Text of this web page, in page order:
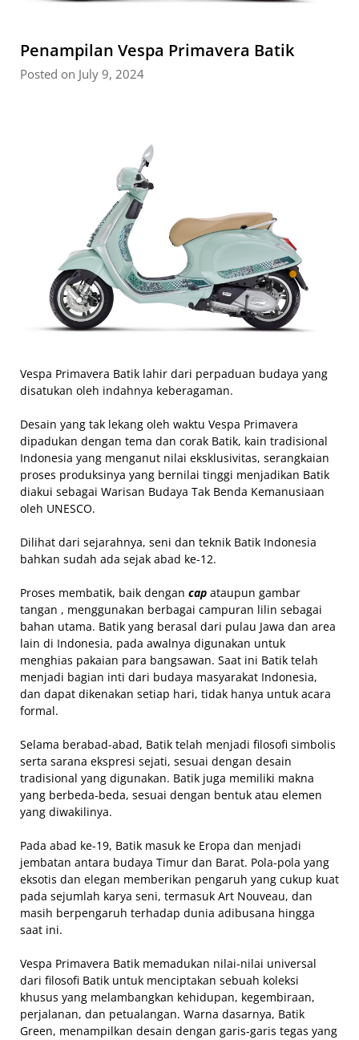
Penampilan Vespa Primavera Batik
Posted on July 9, 2024
Vespa Primavera Batik lahir dari perpaduan budaya yang
disatukan oleh indahnya keberagaman.
Desain yang tak lekang oleh waktu Vespa Primavera
dipadukan dengan tema dan corak Batik, kain tradisional
Indonesia yang menganut nilai eksklusivitas, serangkaian
proses produksinya yang bernilai tinggi menjadikan Batik
diakui sebagai Warisan Budaya Tak Benda Kemanusiaan
oleh UNESCO.
Dilihat dari sejarahnya, seni dan teknik Batik Indonesia
bahkan sudah ada sejak abad ke-12.
Proses membatik, baik dengan cap ataupun gambar
tangan , menggunakan berbagai campuran lilin sebagai
bahan utama. Batik yang berasal dari pulau Jawa dan area
lain di Indonesia, pada awalnya digunakan untuk
menghias pakaian para bangsawan. Saat ini Batik telah
menjadi bagian inti dari budaya masyarakat Indonesia,
dan dapat dikenakan setiap hari, tidak hanya untuk acara
formal.
Selama berabad-abad, Batik telah menjadi filosofi simbolis
serta sarana ekspresi sejati, sesuai dengan desain
tradisional yang digunakan. Batik juga memiliki makna
yang berbeda-beda, sesuai dengan bentuk atau elemen
yang diwakilinya.
Pada abad ke-19, Batik masuk ke Eropa dan menjadi
jembatan antara budaya Timur dan Barat. Pola-pola yang
eksotis dan elegan memberikan pengaruh yang cukup kuat
pada sejumlah karya seni, termasuk Art Nouveau, dan
masih berpengaruh terhadap dunia adibusana hingga
saat ini.
Vespa Primavera Batik memadukan nilai-nilai universal
dari filosofi Batik untuk menciptakan sebuah koleksi
khusus yang melambangkan kehidupan, kegembiraan,
perjalanan, dan petualangan. Warna dasarnya, Batik
Green, menampilkan desain dengan garis-garis tegas yang